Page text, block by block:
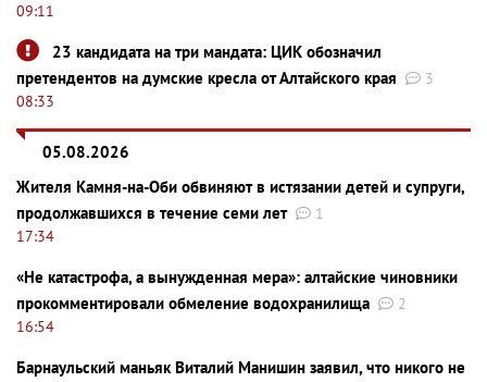
09:11
23 кандидата на три мандата: ЦИК обозначил
претендентов на думские кресла от Алтайского края
3
08:33
05.08.2026
Жителя Камня-на-Оби обвиняют в истязании детей и супруги,
продолжавшихся в течение семи лет
1
17:34
«Не катастрофа, а вынужденная мера»: алтайские чиновники
прокомментировали обмеление водохранилища
2
16:54
Барнаульский маньяк Виталий Манишин заявил, что никого не